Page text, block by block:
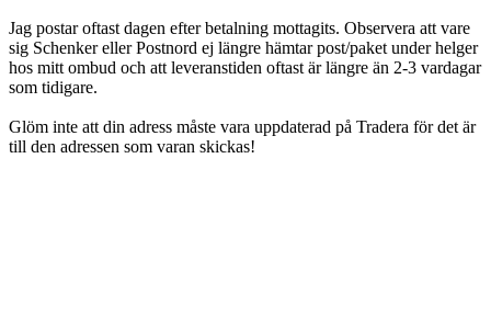
Jag postar oftast dagen efter betalning mottagits. Observera att vare
sig Schenker eller Postnord ej längre hämtar post/paket under helger
hos mitt ombud och att leveranstiden oftast är längre än 2-3 vardagar
som tidigare.
Glöm inte att din adress måste vara uppdaterad på Tradera för det är
till den adressen som varan skickas!